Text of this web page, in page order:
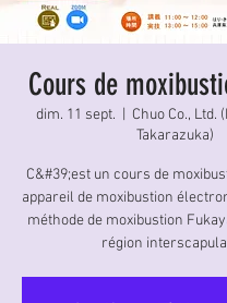
Cours de
dim. 11 sept.
Chuo Co., Ltd.
Takarazuka)
C&#39;est un cours de
appareil de moxibustion
méthode de moxibustion
région